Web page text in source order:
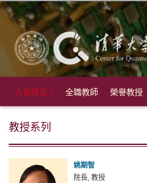
人員隊伍 全職教師 榮譽教授
教授系列
姚期智
院長, 教授